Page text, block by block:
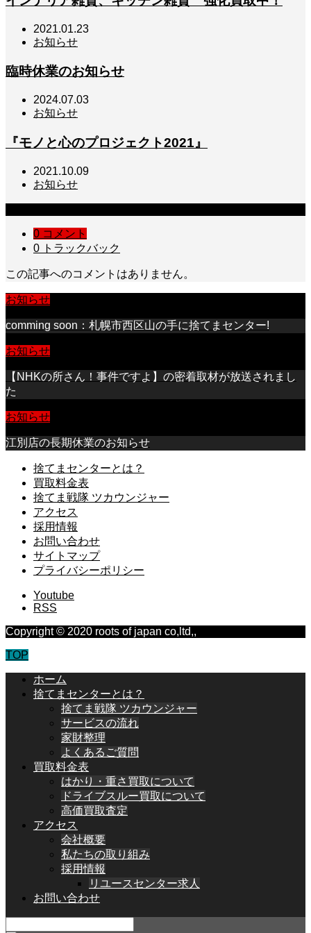
2021.01.23
お知らせ
臨時休業のお知らせ
2024.07.03
お知らせ
『モノと心のプロジェクト2021』
2021.10.09
お知らせ
0 コメント
0 トラックバック
この記事へのコメントはありません。
お知らせ
comming soon：札幌市西区山の手に捨てまセンター!
お知らせ
【NHKの所さん！事件ですよ】の密着取材が放送されまし
た
お知らせ
江別店の長期休業のお知らせ
捨てまセンターとは？
買取料金表
捨てま戦隊 ツカウンジャー
アクセス
採用情報
お問い合わせ
サイトマップ
プライバシーポリシー
Youtube
RSS
Copyright © 2020 roots of japan co,ltd,,
TOP
ホーム
捨てまセンターとは？
捨てま戦隊 ツカウンジャー
サービスの流れ
家財整理
よくあるご質問
買取料金表
はかり・重さ買取について
ドライブスルー買取について
高価買取査定
アクセス
会社概要
私たちの取り組み
採用情報
リユースセンター求人
お問い合わせ